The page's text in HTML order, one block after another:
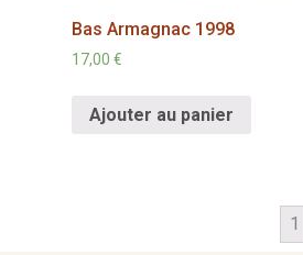
Bas Armagnac 1998
17,00€
Ajouter au panier
1